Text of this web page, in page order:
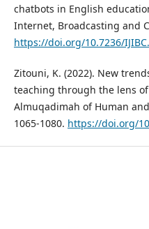
chatbots in English
Internet, Broadcasting and
https://doi.org/10.7236/
Zitouni, K. (2022). New
teaching through the lens
Almuqadimah of Human
1065-1080. https://doi.org/